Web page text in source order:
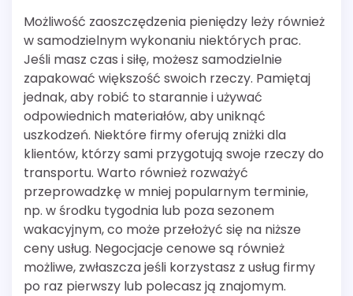
Możliwość zaoszczędzenia pieniędzy leży również
w samodzielnym wykonaniu niektórych prac.
Jeśli masz czas i siłę, możesz samodzielnie
zapakować większość swoich rzeczy. Pamiętaj
jednak, aby robić to starannie i używać
odpowiednich materiałów, aby uniknąć
uszkodzeń. Niektóre firmy oferują zniżki dla
klientów, którzy sami przygotują swoje rzeczy do
transportu. Warto również rozważyć
przeprowadzkę w mniej popularnym terminie,
np. w środku tygodnia lub poza sezonem
wakacyjnym, co może przełożyć się na niższe
ceny usług. Negocjacje cenowe są również
możliwe, zwłaszcza jeśli korzystasz z usług firmy
po raz pierwszy lub polecasz ją znajomym.